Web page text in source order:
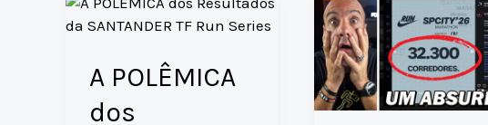
A POLÊMICA
dos